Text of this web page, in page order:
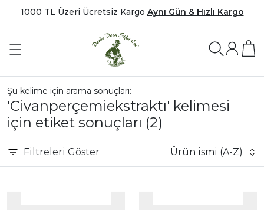
1000 TL Üzeri Ücretsiz Kargo Aynı Gün & Hızlı Kargo
Şu kelime için arama sonuçları:
'Civanperçemiekstraktı' kelimesi
için etiket sonuçları (2)
Filtreleri Göster Ürün ismi (A-Z)